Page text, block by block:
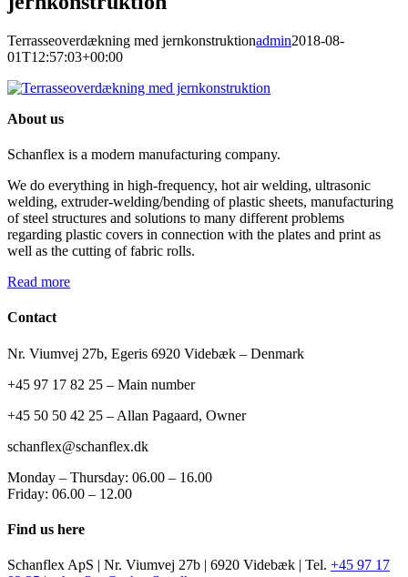
Terrasseoverdækning med jernkonstruktionadmin2018-08-
01T12:57:03+00:00
About us
Schanflex is a modern manufacturing company.
We do everything in high-frequency, hot air welding, ultrasonic
welding, extruder-welding/bending of plastic sheets, manufacturing
of steel structures and solutions to many different problems
regarding plastic covers in connection with the plates and print as
well as the cutting of fabric rolls.
Read more
Contact
Nr. Viumvej 27b, Egeris 6920 Videbæk – Denmark
+45 97 17 82 25 – Main number
+45 50 50 42 25 – Allan Pagaard, Owner
schanflex@schanflex.dk
Monday – Thursday: 06.00 – 16.00
Friday: 06.00 – 12.00
Find us here
Schanflex ApS | Nr. Viumvej 27b | 6920 Videbæk | Tel. +45 97 17